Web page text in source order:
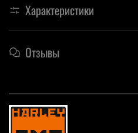
Характеристики
Отзывы